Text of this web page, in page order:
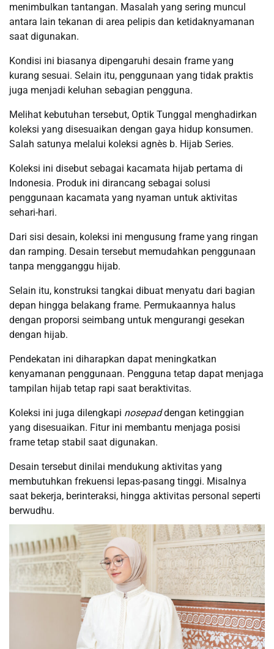
menimbulkan tantangan. Masalah yang sering muncul
antara lain tekanan di area pelipis dan ketidaknyamanan
saat digunakan.
Kondisi ini biasanya dipengaruhi desain frame yang
kurang sesuai. Selain itu, penggunaan yang tidak praktis
juga menjadi keluhan sebagian pengguna.
Melihat kebutuhan tersebut, Optik Tunggal menghadirkan
koleksi yang disesuaikan dengan gaya hidup konsumen.
Salah satunya melalui koleksi agnès b. Hijab Series.
Koleksi ini disebut sebagai kacamata hijab pertama di
Indonesia. Produk ini dirancang sebagai solusi
penggunaan kacamata yang nyaman untuk aktivitas
sehari-hari.
Dari sisi desain, koleksi ini mengusung frame yang ringan
dan ramping. Desain tersebut memudahkan penggunaan
tanpa mengganggu hijab.
Selain itu, konstruksi tangkai dibuat menyatu dari bagian
depan hingga belakang frame. Permukaannya halus
dengan proporsi seimbang untuk mengurangi gesekan
dengan hijab.
Pendekatan ini diharapkan dapat meningkatkan
kenyamanan penggunaan. Pengguna tetap dapat menjaga
tampilan hijab tetap rapi saat beraktivitas.
Koleksi ini juga dilengkapi nosepaddengan ketinggian
yang disesuaikan. Fitur ini membantu menjaga posisi
frame tetap stabil saat digunakan.
Desain tersebut dinilai mendukung aktivitas yang
membutuhkan frekuensi lepas-pasang tinggi. Misalnya
saat bekerja, berinteraksi, hingga aktivitas personal seperti
berwudhu.